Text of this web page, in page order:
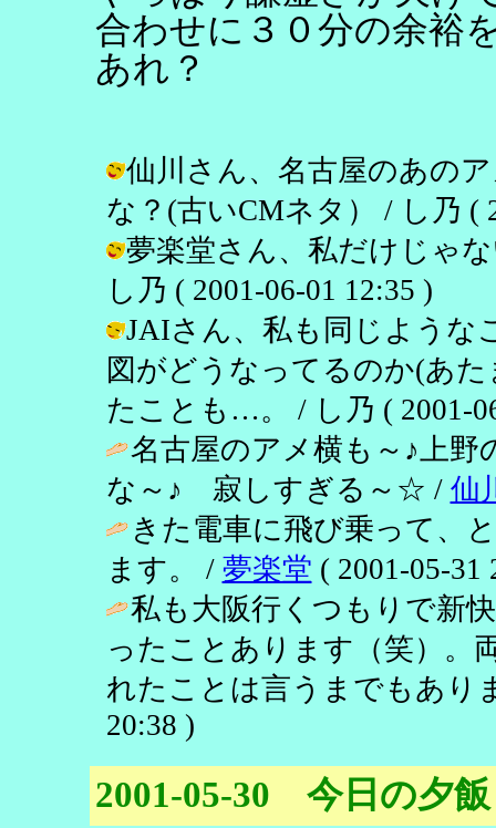
合わせに３０分の余裕
あれ？
仙川さん、名古屋のあの
な？(古いCMネタ） / し乃 (
夢楽堂さん、私だけじゃ
し乃 ( 2001-06-01 12:35 )
JAIさん、私も同じような
図がどうなってるのか(あ
たことも…。 / し乃 ( 2001-
名古屋のアメ横も～♪上
な～♪ 寂しすぎる～☆ / 仙
きた電車に飛び乗って、
ます。 / 夢楽堂 ( 2001-05-31
私も大阪行くつもりで新
ったことあります（笑）。
れたことは言うまでもあり
20:38 )
2001-05-30 今日の夕飯